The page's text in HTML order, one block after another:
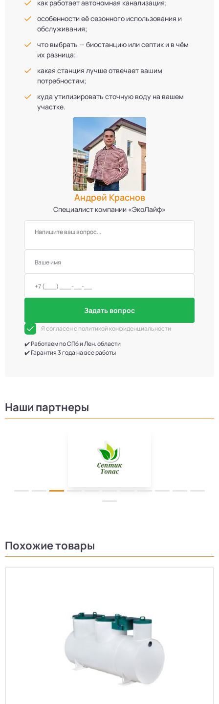
как работает автономная канализация;
особенности её сезонного использования и
обслуживания;
что выбрать — биостанцию или септик и в чём
их разница;
какая станция лучше отвечает вашим
потребностям;
куда утилизировать сточную воду на вашем
участке.
Андрей Краснов
Специалист компании «ЭкоЛайф»
Задать вопрос
Я согласен с политикой конфиденциальности
✔️ Работаем по СПб и Лен. области
✔️ Гарантия 3 года на все работы
Наши партнеры
Похожие товары